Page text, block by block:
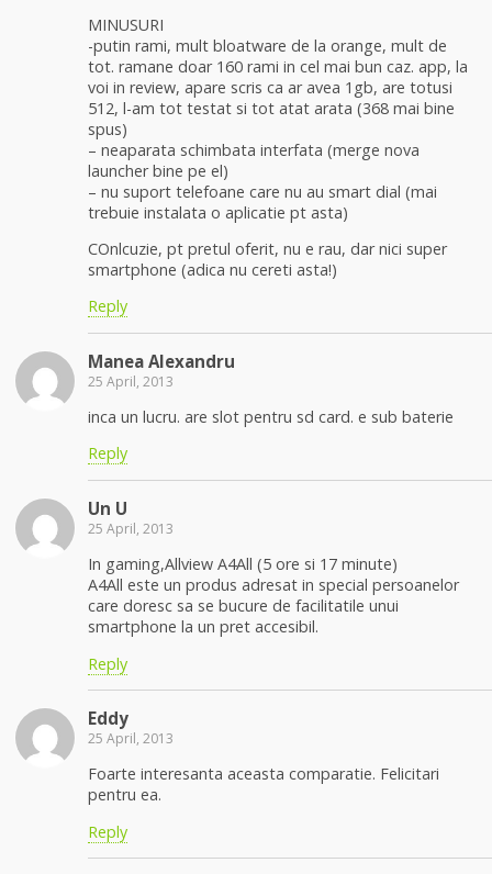
MINUSURI
-putin rami, mult bloatware de la orange, mult de
tot. ramane doar 160 rami in cel mai bun caz. app, la
voi in review, apare scris ca ar avea 1gb, are totusi
512, l-am tot testat si tot atat arata (368 mai bine
spus)
– neaparata schimbata interfata (merge nova
launcher bine pe el)
– nu suport telefoane care nu au smart dial (mai
trebuie instalata o aplicatie pt asta)
COnlcuzie, pt pretul oferit, nu e rau, dar nici super
smartphone (adica nu cereti asta!)
Reply
Manea Alexandru
25 April, 2013
inca un lucru. are slot pentru sd card. e sub baterie
Reply
Un U
25 April, 2013
In gaming,Allview A4All (5 ore si 17 minute)
A4All este un produs adresat in special persoanelor
care doresc sa se bucure de facilitatile unui
smartphone la un pret accesibil.
Reply
Eddy
25 April, 2013
Foarte interesanta aceasta comparatie. Felicitari
pentru ea.
Reply